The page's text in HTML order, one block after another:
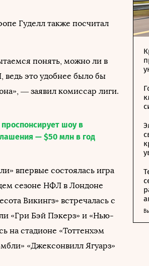
Гуделл также посчитал
понять, можно ли в
это удобнее было бы
— заявил комиссар лиги.
шоу в
— $50 млн в год
впервые состоялась игра
сезоне НФЛ в Лондоне
Викингз» встречалась с
«Гри Бэй Пэкерз» и «Нью-
на стадионе «Тоттенхэм
«Джексонвилл Ягуарз»